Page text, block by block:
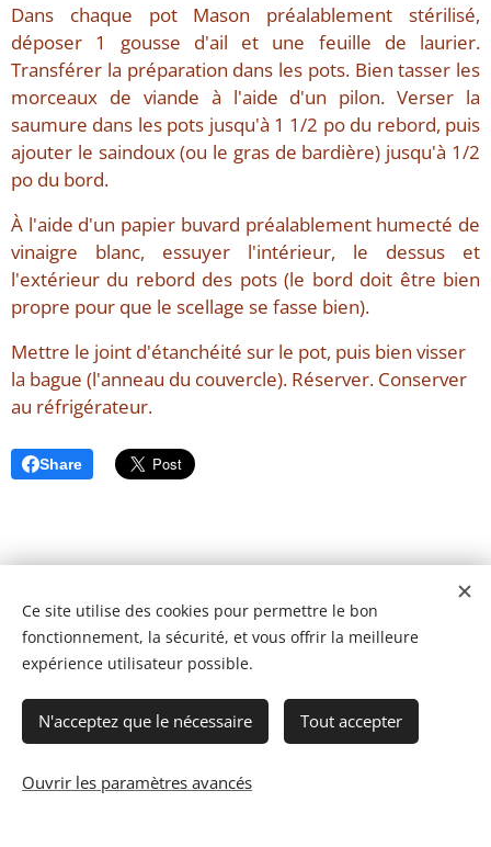
Dans chaque pot Mason préalablement stérilisé,
déposer 1 gousse d'ail et une feuille de laurier.
Transférer la préparation dans les pots. Bien tasser les
morceaux de viande à l'aide d'un pilon. Verser la
saumure dans les pots jusqu'à 1 1/2 po du rebord, puis
ajouter le saindoux (ou le gras de bardière) jusqu'à 1/2
po du bord.
À l'aide d'un papier buvard préalablement humecté de
vinaigre blanc, essuyer l'intérieur, le dessus et
l'extérieur du rebord des pots (le bord doit être bien
propre pour que le scellage se fasse bien).
Mettre le joint d'étanchéité sur le pot, puis bien visser
la bague (l'anneau du couvercle). Réserver. Conserver
au réfrigérateur.
Share
© 2023 Les recettes d'Henri-Luc. Tous droits réservés.
Ce site utilise des cookies pour permettre le bon
fonctionnement, la sécurité, et vous offrir la meilleure
expérience utilisateur possible.
N'acceptez que le nécessaire Tout accepter
Ouvrir les paramètres avancés